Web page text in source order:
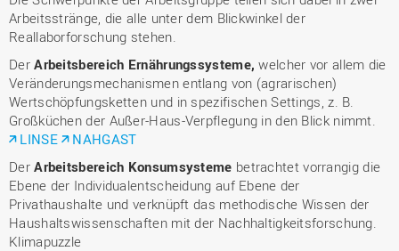
Arbeitsstränge, die alle unter dem Blickwinkel der
Reallaborforschung stehen.
DerArbeitsbereich Ernährungssysteme, welcher vor allem die
Veränderungsmechanismen entlang von (agrarischen)
Wertschöpfungsketten und in spezifischen Settings, z. B.
Großküchen der Außer-Haus-Verpflegung in den Blick nimmt.
LINSE
NAHGAST
DerArbeitsbereich Konsumsysteme betrachtet vorrangig die
Ebene der Individualentscheidung auf Ebene der
Privathaushalte und verknüpft das methodische Wissen der
Haushaltswissenschaften mit der Nachhaltigkeitsforschung.
Klimapuzzle